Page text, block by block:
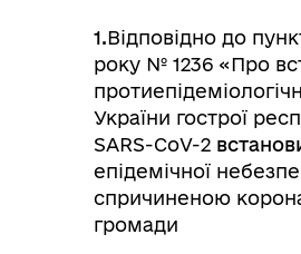
1.Відповідно до
року № 1236 «Про
України гострої
SARS-CoV-2
епідемічної
спричиненою
громади